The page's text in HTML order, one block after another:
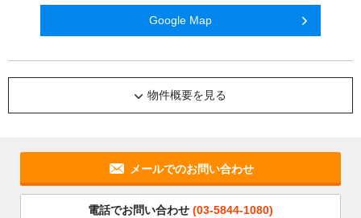
Google Map
物件概要を見る
メールでのお問い合わせ
電話でお問い合わせ (03-5844-1080)